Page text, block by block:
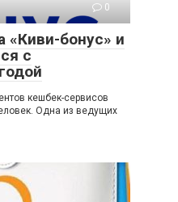
0
«Киви-бонус» и
с
кешбек-сервисов
Одна из ведущих